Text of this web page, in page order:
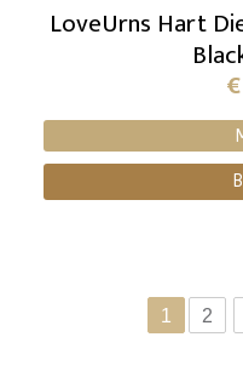
LoveUrns Hart
€
1 2